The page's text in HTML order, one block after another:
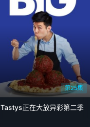
第25集
Tastys正在大放异彩第二季